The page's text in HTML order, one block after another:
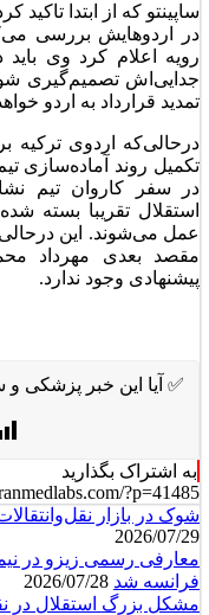
ساپینتو که از ابتدا
در اردوهایش بررسی
رویه اعلام کرد وی
جدایی‌اش تصمیم‌گیری
تمدید قرارداد به اردو
درحالی‌که اردوی ترکیه
تکمیل روند آماده‌سازی
در سفر کاروان تیم
استقلال تقریبا بسته
عمل می‌شوند. این درحالی
مقصد بعدی مهرداد
پیشنهادی وجود ندارد.
✅ آیا این خبر پزشکی و
به اشتراک بگذارید
?p=41485
شوک در بازار
2026/07/29
معارفی رسمی زیزو در
فرانسه شد